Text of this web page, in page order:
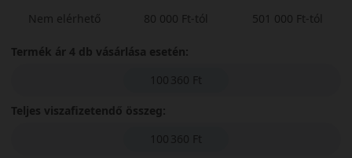
Nem elérhető
80 000 Ft-tól
501 000 Ft-tól
Termék ár 4 db vásárlása esetén:
100 360 Ft
Teljes viszafizetendő összeg:
100 360 Ft